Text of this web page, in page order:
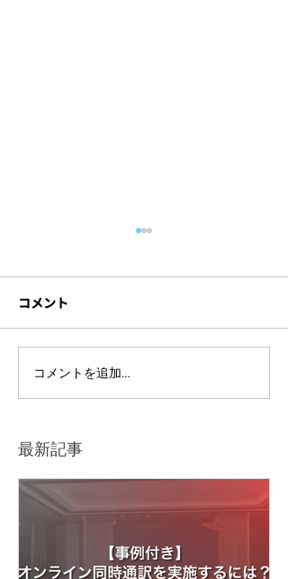
ライブ配信イベントを開
催するには？準備の流れ
解説
コメント
コメントを追加…
最新記事